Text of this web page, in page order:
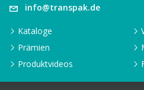
info@transpak.de
Kataloge
Prämien
Produktvideos